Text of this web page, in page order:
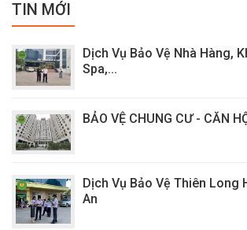
TIN MỚI
Dịch Vụ Bảo Vệ Nhà Hàng,
Spa,...
BẢO VỆ CHUNG CƯ - CĂN
Dịch Vụ Bảo Vệ Thiên Long
An